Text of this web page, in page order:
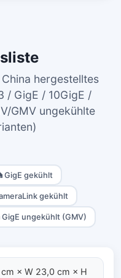
hergestelltes
/ GigE / 10GigE /
GMV ungekühlte
GigE gekühlt
gekühlt
GigE ungekühlt (GMV)
× W 23,0 cm × H